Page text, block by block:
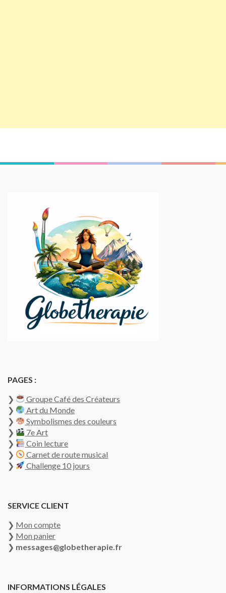
PAGES :
❯
Groupe Café des Créateurs
❯
Art du Monde
❯
Symbolismes des couleurs
❯
7e Art
❯
Coin lecture
❯
Carnet de route musical
❯
Challenge 10 jours
SERVICE CLIENT
❯ Mon compte
❯ Mon panier
❯ messages@globetherapie.fr
INFORMATIONS LÉGALES